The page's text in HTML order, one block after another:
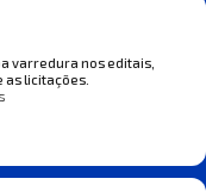
varredura nos editais,
licitações.